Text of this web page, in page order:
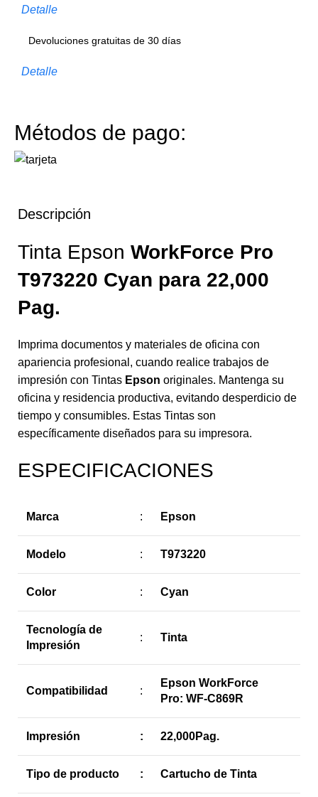
Detalle
Devoluciones gratuitas de 30 días
Detalle
Métodos de pago:
Descripción
Tinta Epson WorkForce Pro
T973220 Cyan para 22,000
Pag.
Imprima documentos y materiales de oficina con
apariencia profesional, cuando realice trabajos de
impresión con Tintas Epson originales. Mantenga su
oficina y residencia productiva, evitando desperdicio de
tiempo y consumibles. Estas Tintas son
específicamente diseñados para su impresora.
ESPECIFICACIONES
Marca : Epson
Modelo : T973220
Color : Cyan
Tecnología de
Impresión
: Tinta
Compatibilidad :
Epson WorkForce
Pro: WF-C869R
Impresión : 22,000Pag.
Tipo de producto : Cartucho de Tinta